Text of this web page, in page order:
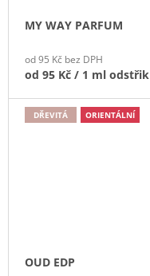
MY WAY PARFUM
od 95 Kč bez DPH
od 95 Kč / 1 ml odstřik
DŘEVITÁ ORIENTÁLNÍ
OUD EDP